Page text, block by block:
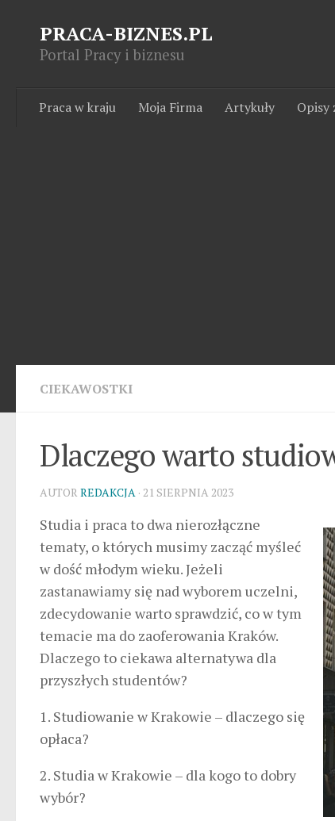
PRACA-BIZNES.PL
Portal Pracy i biznesu
Praca w kraju Moja Firma Artykuły Opisy
CIEKAWOSTKI
Dlaczego warto
AUTOR REDAKCJA · 21 SIERPNIA 2023
Studia i praca to dwa nierozłączne
tematy, o których musimy zacząć myśleć
w dość młodym wieku. Jeżeli
zastanawiamy się nad wyborem uczelni,
zdecydowanie warto sprawdzić, co w tym
temacie ma do zaoferowania Kraków.
Dlaczego to ciekawa alternatywa dla
przyszłych studentów?
1. Studiowanie w Krakowie – dlaczego się
opłaca?
2. Studia w Krakowie – dla kogo to dobry
wybór?